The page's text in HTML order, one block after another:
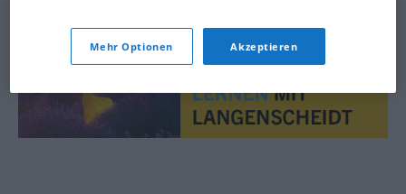
Mehr Optionen Akzeptieren